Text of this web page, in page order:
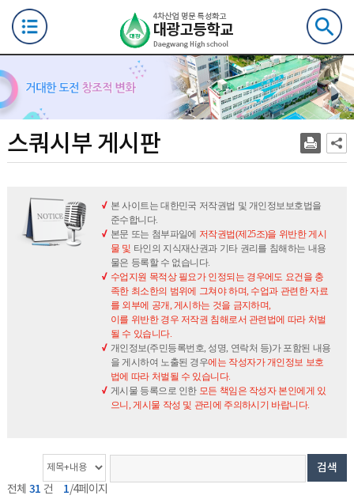
색
쿼
시
스쿼시부 게시판
본 사이트는 대한민국 저작권법 및 개인정보보호법을
준수합니다.
본문 또는 첨부파일에 저작권법(제25조)을 위반한 게시
물 및 타인의 지식재산권과 기타 권리를 침해하는 내용
물은 등록할 수 없습니다.
수업지원 목적상 필요가 인정되는 경우에도 요건을 충
족한 최소한의 범위에 그쳐야 하며, 수업과 관련한 자료
를 외부에 공개, 게시하는 것을 금지하며,
이를 위반한 경우 저작권 침해로서 관련법에 따라 처벌
될 수 있습니다.
개인정보(주민등록번호, 성명, 연락처 등)가 포함된 내용
을 게시하여 노출된 경우에는 작성자가 개인정보 보호
법에 따라 처벌될 수 있습니다.
게시물 등록으로 인한 모든 책임은 작성자 본인에게 있
으니, 게시물 작성 및 관리에 주의하시기 바랍니다.
전체 31 건 1/4페이지
게
시
물
검
색
옵
검색